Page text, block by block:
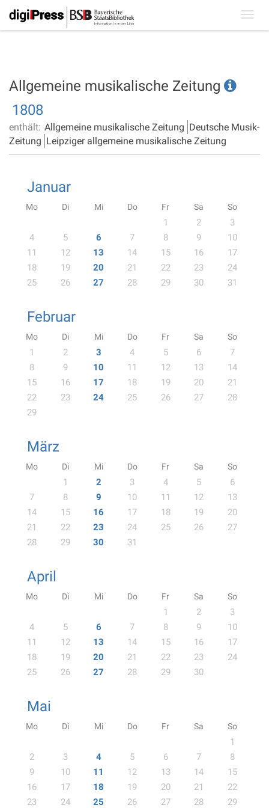
Allgemeine musikalische Zeitung
1808
enthält: Allgemeine musikalische Zeitung Deutsche Musik-
Zeitung Leipziger allgemeine musikalische Zeitung
Januar
Mo Di Mi Do Fr Sa So
1 2
3
4
5 6 7 8 9
10
11
12 13 14 15 16
17
18
19 20 21 22 23
24
25
26 27 28 29 30 31
Februar
Mo Di Mi Do Fr Sa So
1 2 3 4 5 6
7
8
9 10 11 12 13
14
15
16 17 18 19 20
21
22
23 24 25 26 27
28
29
März
Mo Di Mi Do Fr Sa So
1 2 3 4 5
6
7
8 9 10 11 12
13
14
15 16 17 18 19
20
21
22 23 24 25 26
27
28
29 30 31
April
Mo Di Mi Do Fr Sa So
1 2
3
4
5 6 7 8 9
10
11
12 13 14 15 16
17
18
19 20 21 22 23
24
25
26 27 28 29 30
Mai
Mo Di Mi Do Fr Sa So
1
2
3 4 5 6 7
8
9
10 11 12 13 14
15
16
17 18 19 20 21
22
23
24 25 26 27 28
29